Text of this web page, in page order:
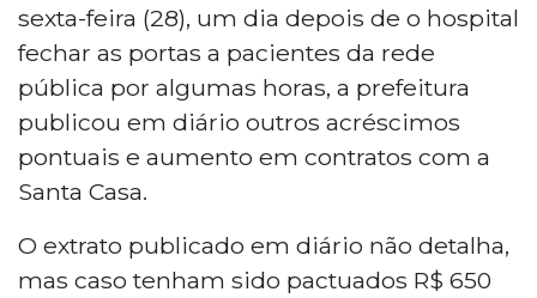
sexta-feira (28), um dia depois de o hospital
fechar as portas a pacientes da rede
pública por algumas horas, a prefeitura
publicou em diário outros acréscimos
pontuais e aumento em contratos com a
Santa Casa.
O extrato publicado em diário não detalha,
mas caso tenham sido pactuados R$ 650